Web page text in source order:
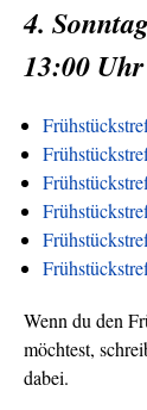
4.
13:00 Uhr
Wenn du den
möchtest,
dabei.